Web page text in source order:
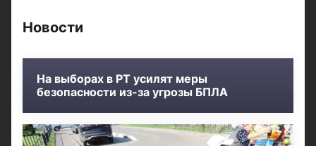
Новости
На выборах в РТ усилят меры
безопасности из-за угрозы БПЛА